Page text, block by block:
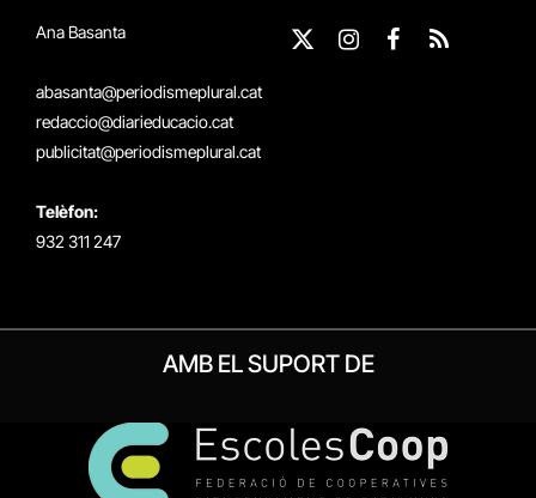
Ana Basanta
abasanta@periodismeplural.cat
redaccio@diarieducacio.cat
publicitat@periodismeplural.cat
Telèfon:
932 311 247
X
Instagram
Facebook
RSS
AMB EL SUPORT DE